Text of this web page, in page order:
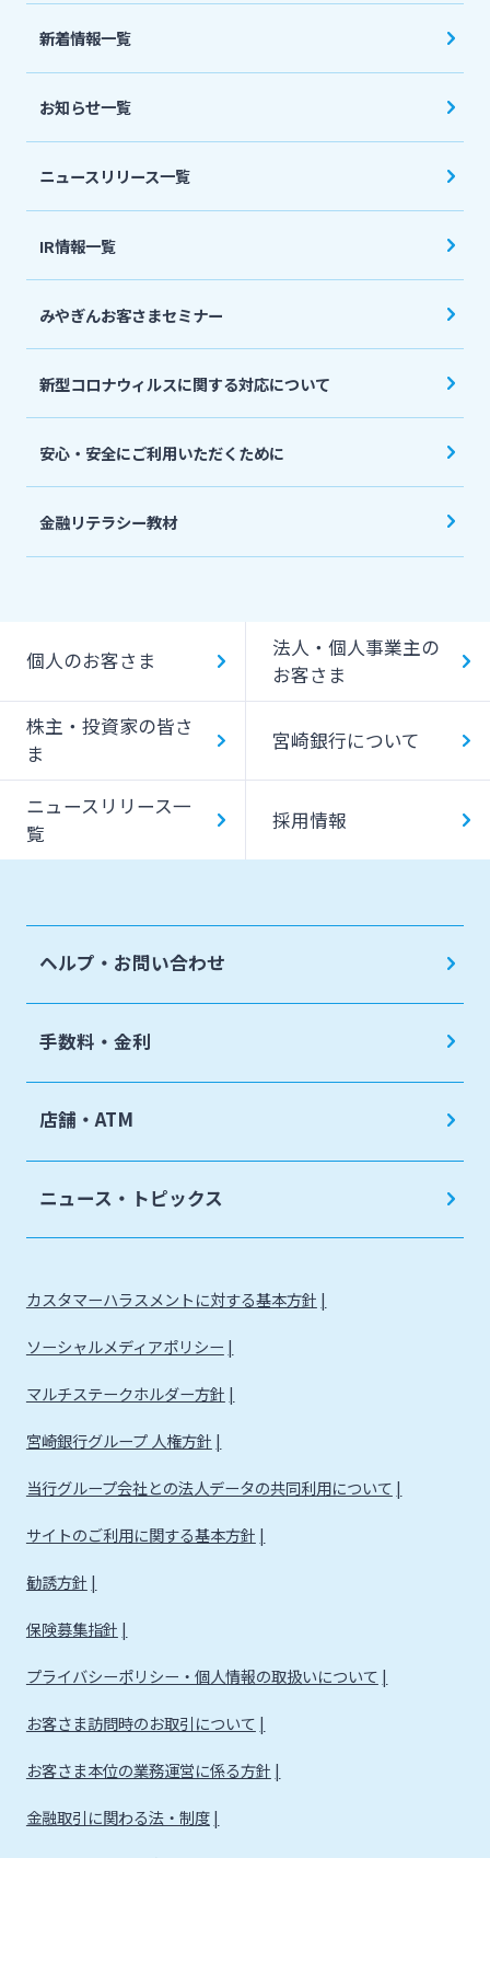
法人・個人事業主のお客さま
宮崎銀行について
ニュースリリース一覧
採用情報
お問い合わせ先一覧
新着情報一覧
お知らせ一覧
ニュースリリース一覧
IR情報一覧
みやぎんお客さまセミナー
新型コロナウィルスに関する対応について
安心・安全にご利用いただくために
金融リテラシー教材
個人のお客さま
法人・個人事業主の
お客さま
株主・投資家の皆さ
ま
宮崎銀行について
ニュースリリース一
覧
採用情報
ヘルプ・お問い合わせ
手数料・金利
店舗・ATM
ニュース・トピックス
カスタマーハラスメントに対する基本方針
ソーシャルメディアポリシー
マルチステークホルダー方針
宮崎銀行グループ 人権方針
当行グループ会社との法人データの共同利用について
サイトのご利用に関する基本方針
勧誘方針
保険募集指針
プライバシーポリシー・個人情報の取扱いについて
お客さま訪問時のお取引について
お客さま本位の業務運営に係る方針
金融取引に関わる法・制度
金融取引に関わる方針